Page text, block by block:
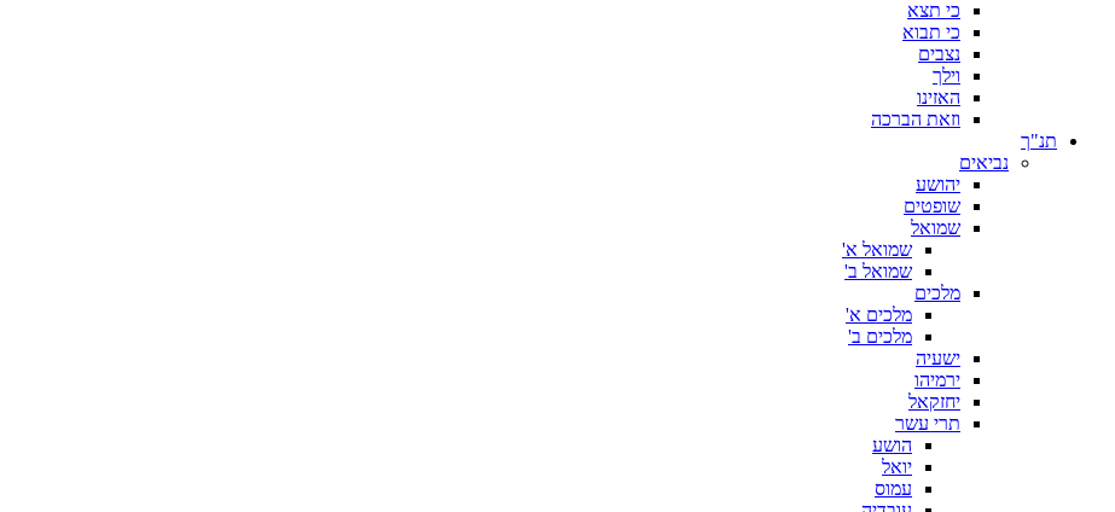
כי תצא
כי תבוא
נצבים
וילך
האזינו
וזאת הברכה
תנ"ך
נביאים
יהושע
שופטים
שמואל
שמואל א'
שמואל ב'
מלכים
מלכים א'
מלכים ב'
ישעיה
ירמיהו
יחזקאל
תרי עשר
הושע
יואל
עמוס